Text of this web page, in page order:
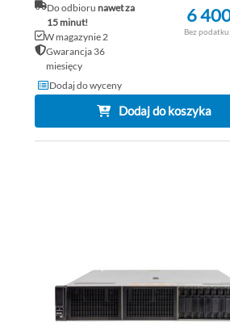
Do odbioru nawet za
15 minut!
W magazynie 2
Gwarancja 36
miesięcy
6
Dodaj do wyceny
Dodaj do koszyka